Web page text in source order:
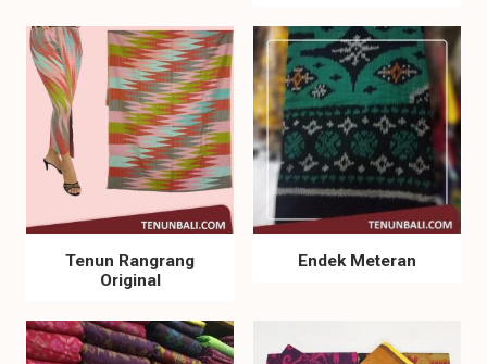
Tenun Rangrang
Original
Endek Meteran